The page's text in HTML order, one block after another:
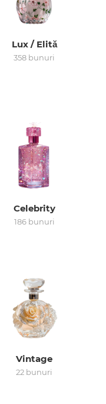
Lux / Elită
358 bunuri
Celebrity
186 bunuri
Vintage
22 bunuri